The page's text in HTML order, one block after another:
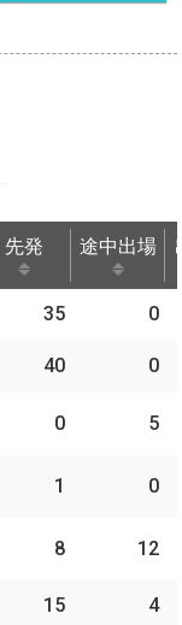
先発 途中出場
途中出場
35 0
40 0
0 5
1 0
8 12
15 4